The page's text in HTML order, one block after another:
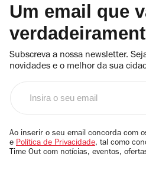
Um email que
Subscreva a nossa newsletter.
novidades e o melhor da sua
email
Ao inserir o seu email concorda com
e Política de Privacidade, tal como
Time Out com notícias, eventos,